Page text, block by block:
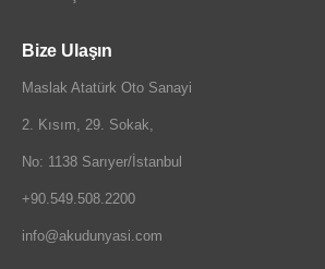
Bize Ulaşın
Maslak Atatürk Oto Sanayi
2. Kısım, 29. Sokak,
No: 1138 Sarıyer/İstanbul
+90.549.508.2200
info@akudunyasi.com